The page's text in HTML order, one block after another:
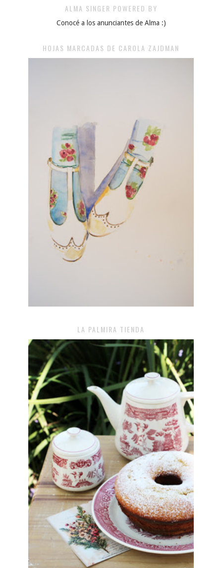
ALMA SINGER POWERED BY
Conocé a los anunciantes de Alma :)
HOJAS MARCADAS DE CAROLA ZAJDMAN
LA PALMIRA TIENDA